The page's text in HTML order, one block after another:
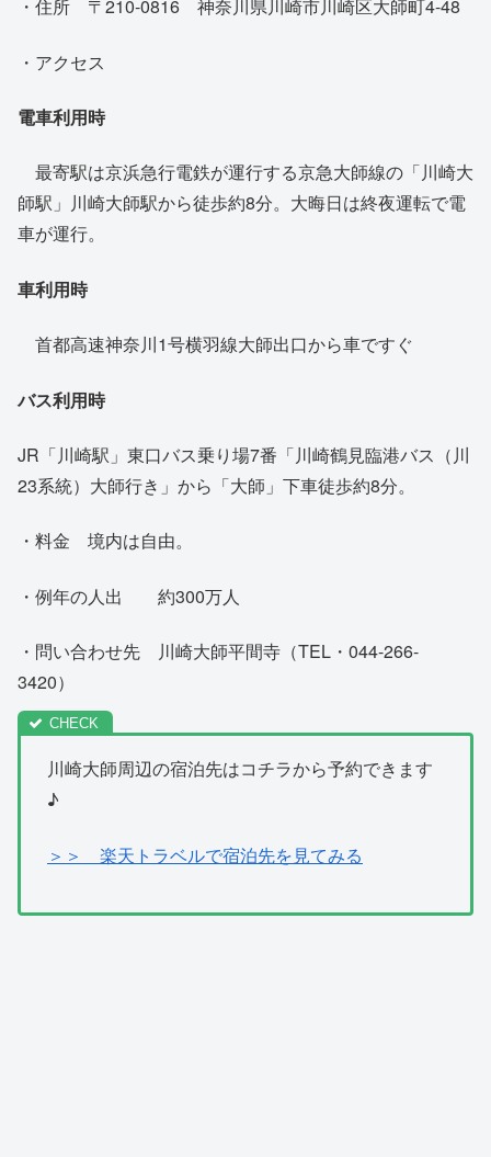
・住所 〒210-0816 神奈川県川崎市川崎区大師町4-48
・アクセス
電車利用時
最寄駅は京浜急行電鉄が運行する京急大師線の「川崎大
師駅」川崎大師駅から徒歩約8分。大晦日は終夜運転で電
車が運行。
車利用時
首都高速神奈川1号横羽線大師出口から車ですぐ
バス利用時
JR「川崎駅」東口バス乗り場7番「川崎鶴見臨港バス（川
23系統）大師行き」から「大師」下車徒歩約8分。
・料金 境内は自由。
・例年の人出 約300万人
・問い合わせ先 川崎大師平間寺（TEL・044-266-
3420）
川崎大師周辺の宿泊先はコチラから予約できます
♪
＞＞ 楽天トラベルで宿泊先を見てみる